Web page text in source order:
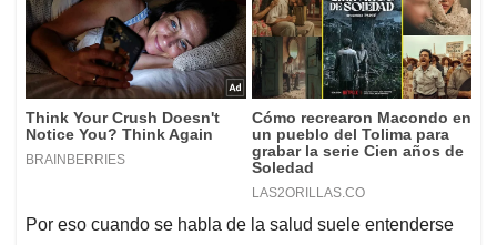
Por eso cuando se habla de la salud suele entenderse